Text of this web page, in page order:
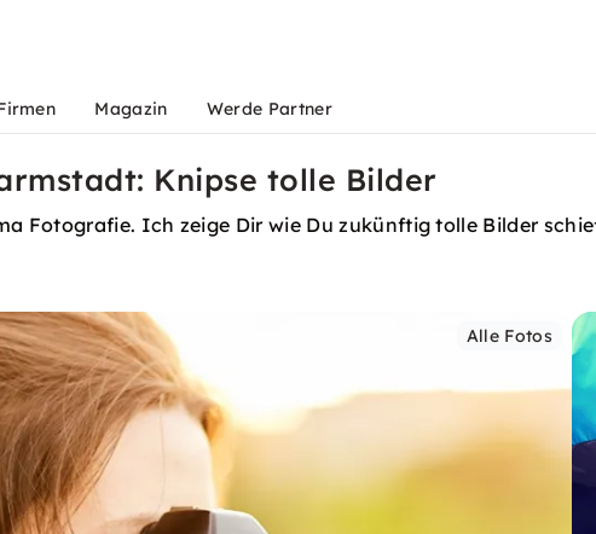
Magazin Werde Partner
Knipse tolle Bilder
Fotografie. Ich zeige Dir wie Du zukünftig tolle Bilder
Alle Fotos